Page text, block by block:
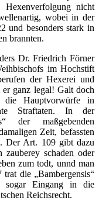
nicht
wobei in der
und besonders stark in
brannten.
Dr. Friedrich Förner
im Hochstift
der Hexerei und
ganz legal! Galt doch
die Hauptvorwürfe in
Straftaten. In der
der maßgebenden
Zeit, befassten
Der Art. 109 gibt dazu
schaden oder
zum todt, unnd man
die „Bambergensis“
Eingang in die
Reichsrecht.